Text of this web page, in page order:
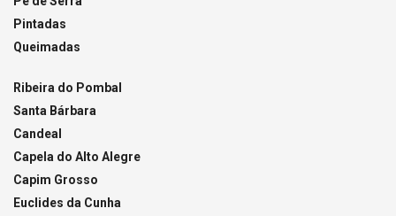
Pintadas
Queimadas
Ribeira do Pombal
Santa Bárbara
Candeal
Capela do Alto Alegre
Capim Grosso
Euclides da Cunha